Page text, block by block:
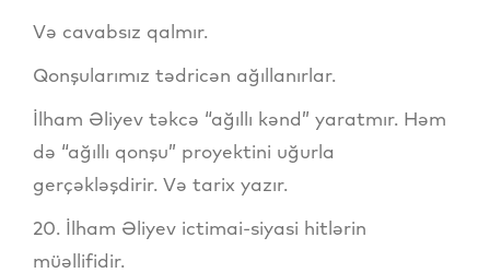
Və cavabsız qalmır.
Qonşularımız tədricən ağıllanırlar.
İlham Əliyev təkcə “ağıllı kənd” yaratmır. Həm
də “ağıllı qonşu” proyektini uğurla
gerçəkləşdirir. Və tarix yazır.
20. İlham Əliyev ictimai-siyasi hitlərin
müəllifidir.